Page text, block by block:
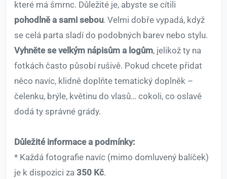
které má šmrnc. Důležité je, abyste se cítili
pohodlně a sami sebou. Velmi dobře vypadá, když
se celá parta sladí do podobných barev nebo stylu.
Vyhněte se velkým nápisům a logům, jelikož ty na
fotkách často působí rušivě. Pokud chcete přidat
něco navíc, klidně doplňte tematický doplněk –
čelenku, brýle, květinu do vlasů… cokoli, co oslavě
dodá ty správné grády.
Důležité informace a podmínky:
* Každá fotografie navíc (mimo domluvený balíček)
je k dispozici za 350 Kč.